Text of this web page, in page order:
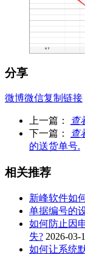
分享
微博微信复制链接
上一篇： 查
下一篇：
查
的送货单号.
相关推荐
新峰软件如
单据编号的
如何防止因
失? 2026-03-
如何让系统